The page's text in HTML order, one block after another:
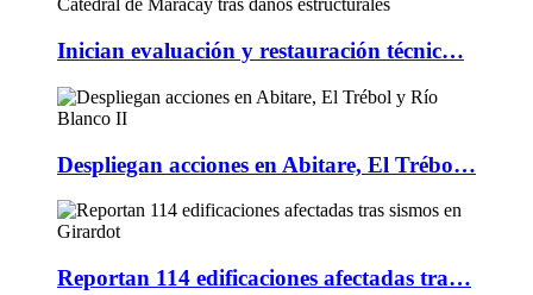
Inician evaluación y restauración técnic…
Despliegan acciones en Abitare, El Trébo…
Reportan 114 edificaciones afectadas tra…